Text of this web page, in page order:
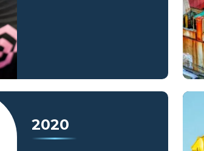
2020